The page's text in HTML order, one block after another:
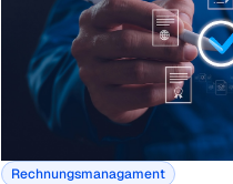
Rechnungsmanagament